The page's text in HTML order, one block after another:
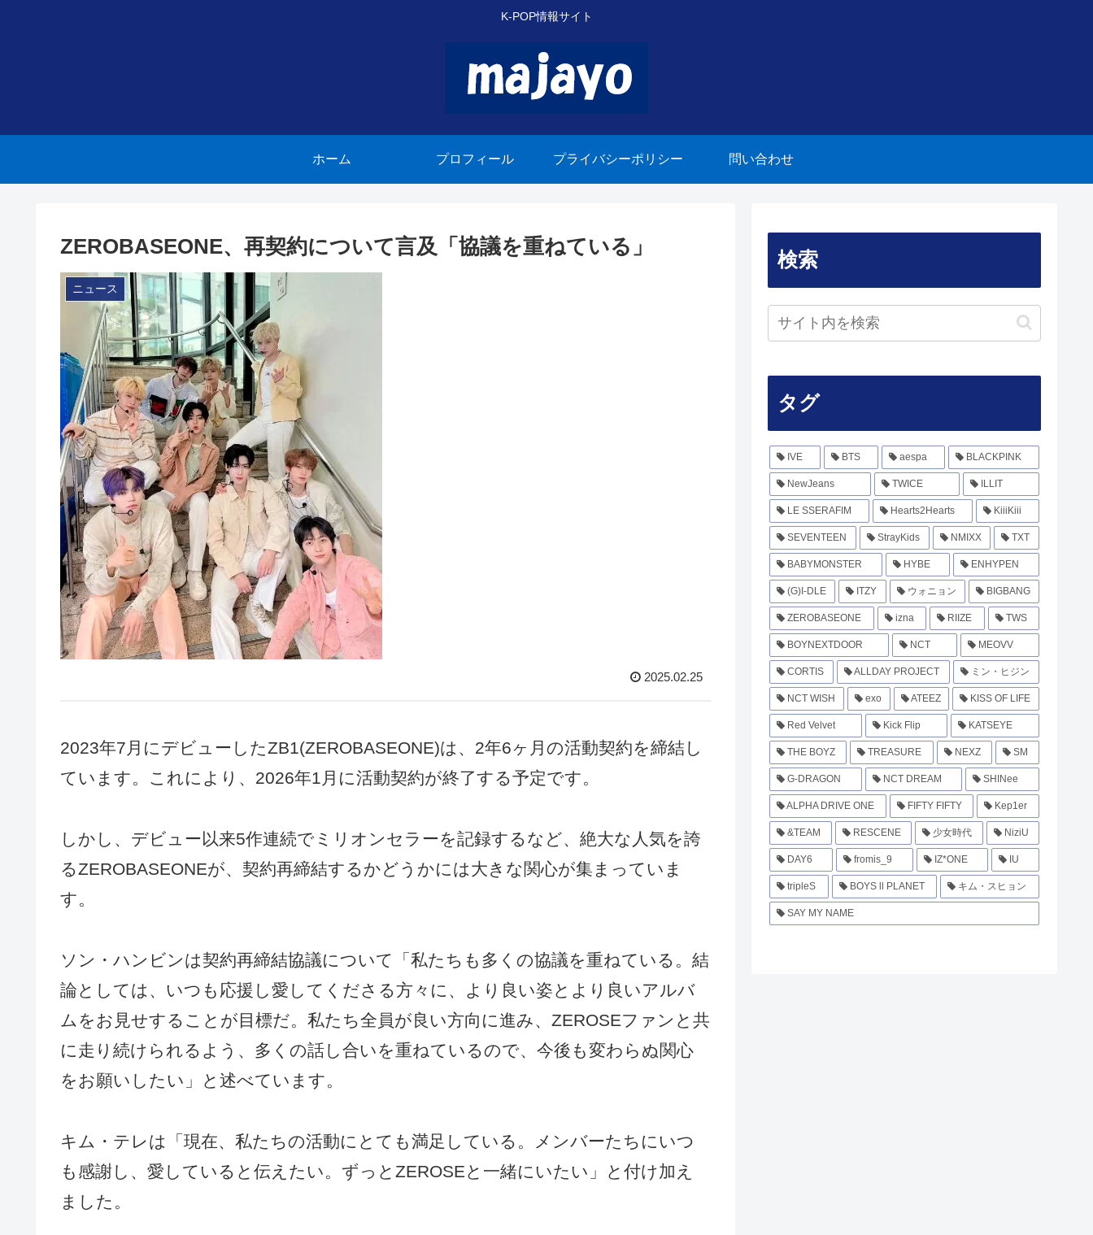
K-POP情報サイト
ホーム プロフィール プライバシーポリシー 問い合わせ
ZEROBASEONE、再契約について言及「協議を重ねている」
ニュース
2025.02.25
2023年7月にデビューしたZB1(ZEROBASEONE)は、2年6ヶ月の活動契約を締結し
ています。これにより、2026年1月に活動契約が終了する予定です。
しかし、デビュー以来5作連続でミリオンセラーを記録するなど、絶大な人気を誇
るZEROBASEONEが、契約再締結するかどうかには大きな関心が集まっていま
す。
ソン・ハンビンは契約再締結協議について「私たちも多くの協議を重ねている。結
論としては、いつも応援し愛してくださる方々に、より良い姿とより良いアルバ
ムをお見せすることが目標だ。私たち全員が良い方向に進み、ZEROSEファンと共
に走り続けられるよう、多くの話し合いを重ねているので、今後も変わらぬ関心
をお願いしたい」と述べています。
キム・テレは「現在、私たちの活動にとても満足している。メンバーたちにいつ
も感謝し、愛していると伝えたい。ずっとZEROSEと一緒にいたい」と付け加え
ました。
検索
タグ
IVE BTS aespa BLACKPINK
NewJeans TWICE ILLIT
LE SSERAFIM Hearts2Hearts KiiiKiii
SEVENTEEN StrayKids NMIXX TXT
BABYMONSTER HYBE ENHYPEN
(G)I-DLE ITZY ウォニョン BIGBANG
ZEROBASEONE izna RIIZE TWS
BOYNEXTDOOR NCT MEOVV
CORTIS ALLDAY PROJECT ミン・ヒジン
NCT WISH exo ATEEZ KISS OF LIFE
Red Velvet Kick Flip KATSEYE
THE BOYZ TREASURE NEXZ SM
G-DRAGON NCT DREAM SHINee
ALPHA DRIVE ONE FIFTY FIFTY Kep1er
&TEAM RESCENE 少女時代 NiziU
DAY6 fromis_9 IZ*ONE IU
tripleS BOYS ll PLANET キム・スヒョン
SAY MY NAME